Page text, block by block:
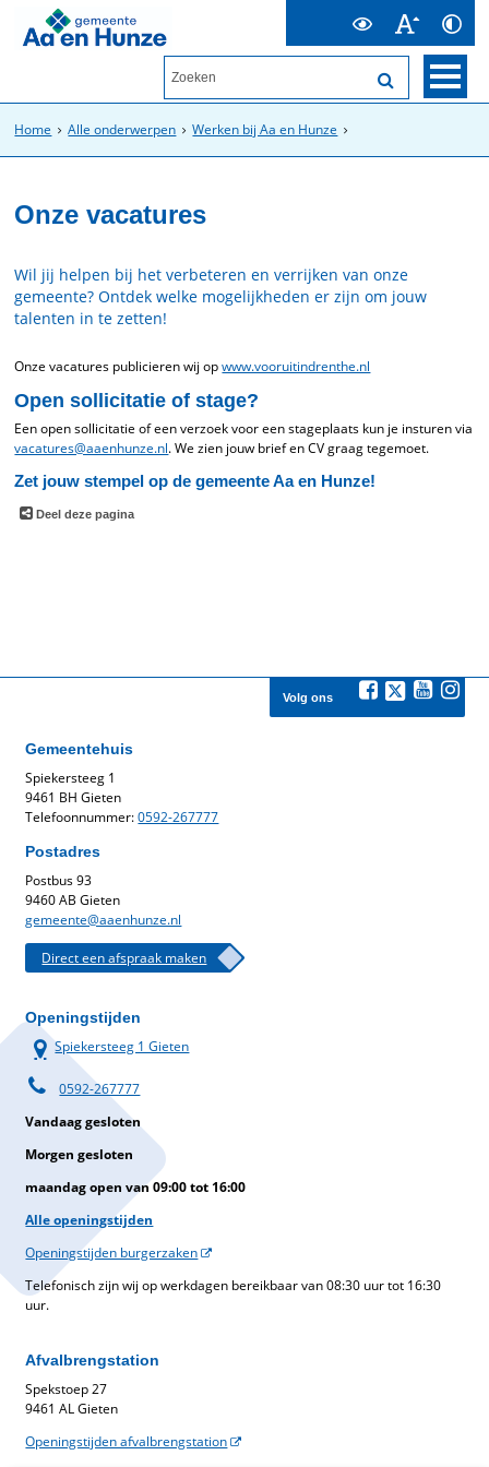
Home Alle onderwerpen Werken bij Aa en Hunze
Onze vacatures
Wil jij helpen bij het verbeteren en verrijken van onze
gemeente? Ontdek welke mogelijkheden er zijn om jouw
talenten in te zetten!
Onze vacatures publicieren wij opwww.vooruitindrenthe.nl
Open sollicitatie of stage?
Een open sollicitatie of een verzoek voor een stageplaats kun je insturen via
vacatures@aaenhunze.nl. We zien jouw brief en CV graag tegemoet.
Zet jouw stempel op de gemeente Aa en Hunze!
Deel deze pagina
Volg ons
Gemeentehuis
Spiekersteeg 1
9461 BH Gieten
Telefoonnummer:0592-267777
Postadres
Postbus 93
9460 AB Gieten
gemeente@aaenhunze.nl
Direct een afspraak maken
Openingstijden
Spiekersteeg 1 Gieten
0592-267777
Vandaag gesloten
Morgen gesloten
maandag open van 09:00 tot 16:00
Alle openingstijden
Openingstijden burgerzaken
Telefonisch zijn wij op werkdagen bereikbaar van 08:30 uur tot 16:30
uur.
Afvalbrengstation
Spekstoep 27
9461 AL Gieten
Openingstijden afvalbrengstation